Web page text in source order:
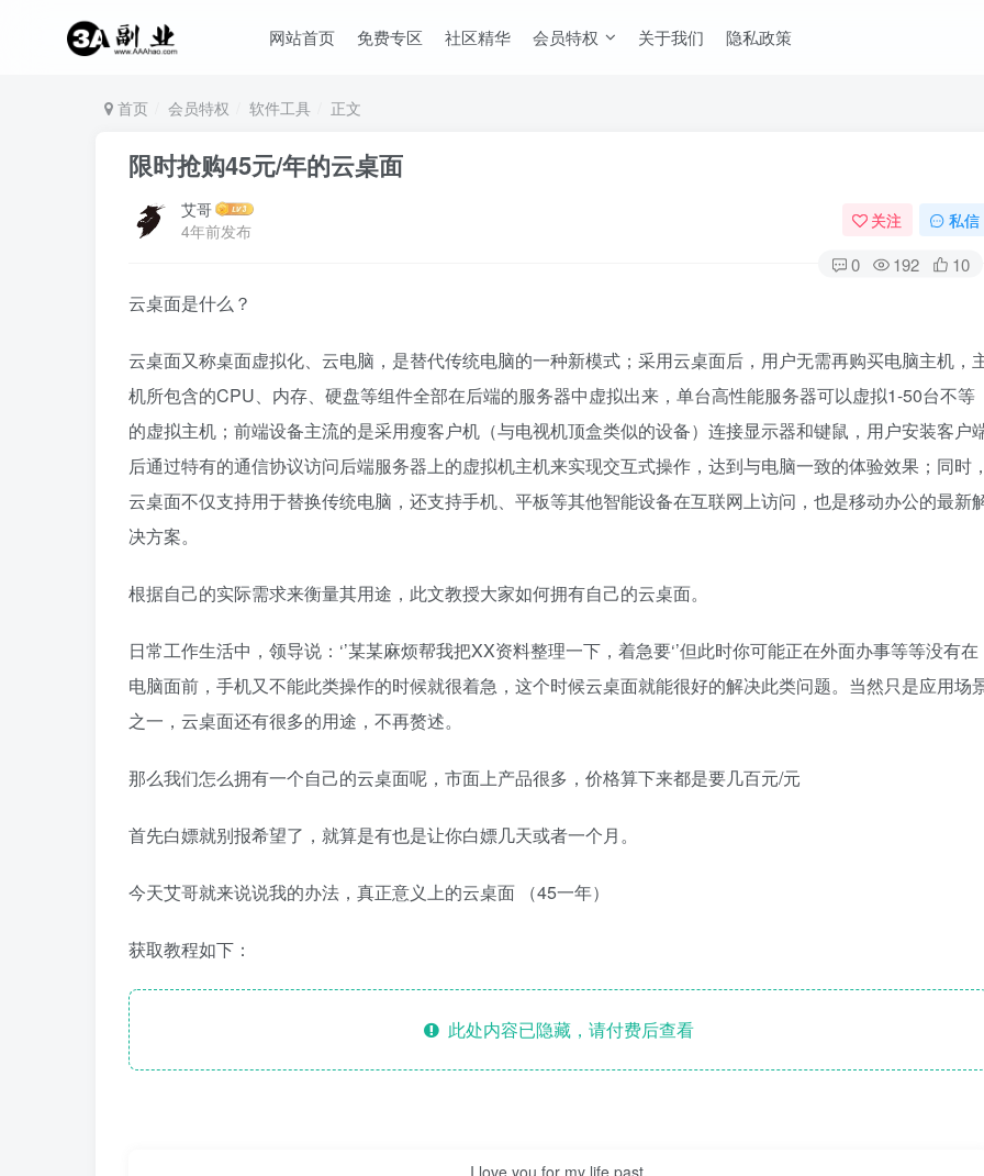
网站首页 免费专区 社区精华 会员特权 关于我们 隐私政策
首页 会员特权 软件工具 正文
限时抢购45元/年的云桌面
艾哥
4年前发布
关注 私信
0 192 10
云桌面是什么？
云桌面又称桌面虚拟化、云电脑，是替代传统电脑的一种新模式；采用云桌面后，用户无需再购买电脑主机，
机所包含的CPU、内存、硬盘等组件全部在后端的服务器中虚拟出来，单台高性能服务器可以虚拟1-50台不等
的虚拟主机；前端设备主流的是采用瘦客户机（与电视机顶盒类似的设备）连接显示器和键鼠，用户安装客户
后通过特有的通信协议访问后端服务器上的虚拟机主机来实现交互式操作，达到与电脑一致的体验效果；同时
云桌面不仅支持用于替换传统电脑，还支持手机、平板等其他智能设备在互联网上访问，也是移动办公的最新
决方案。
根据自己的实际需求来衡量其用途，此文教授大家如何拥有自己的云桌面。
日常工作生活中，领导说：‘’某某麻烦帮我把XX资料整理一下，着急要‘’但此时你可能正在外面办事等等没有在
电脑面前，手机又不能此类操作的时候就很着急，这个时候云桌面就能很好的解决此类问题。当然只是应用场
之一，云桌面还有很多的用途，不再赘述。
那么我们怎么拥有一个自己的云桌面呢，市面上产品很多，价格算下来都是要几百元/元
首先白嫖就别报希望了，就算是有也是让你白嫖几天或者一个月。
今天艾哥就来说说我的办法，真正意义上的云桌面 （45一年）
获取教程如下：
此处内容已隐藏，请付费后查看
I love you for my life past.